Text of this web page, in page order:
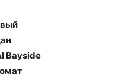
Bayside